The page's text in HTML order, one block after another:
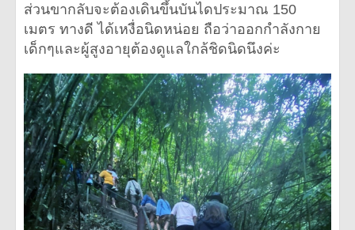
ส่วนขากลับจะต้องเดินขึ้นบันไดประมาณ 150
เมตร ทางดี ได้เหงื่อนิดหน่อย ถือว่าออกกำลังกาย
เด็กๆและผู้สูงอายุต้องดูแลใกล้ชิดนิดนึงค่ะ